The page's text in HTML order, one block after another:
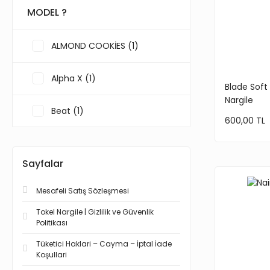
ZLATA (1)
BRONZE (2)
KREM (2)
STEEL (2)
ŞEFFAF (2)
EMERALD GOLD (1)
GOLD CARBON (1)
MODEL ?
ALMOND COOKİES (1)
Alpha X (1)
Beat (1)
BONCUKLU SİPSİ (1)
FAKE (1)
Sayfalar
Mesafeli Satış Sözleşmesi
Tokel Nargile | Gizlilik ve Güvenlik
Politikası
Tüketici Haklari – Cayma – İptal İade
Koşullari
Blade
Nargile
600,00 TL